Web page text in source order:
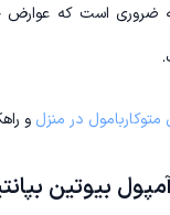
ضروری است که عوارض
متوکاربامول در منزل و
بیوتین